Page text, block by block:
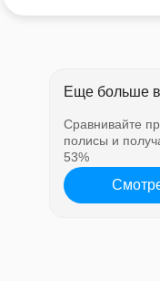
Еще больше
Сравнивайте
полисы и
53%